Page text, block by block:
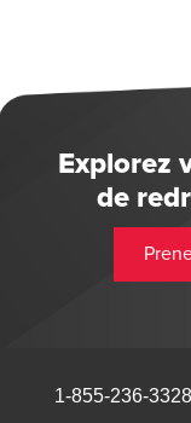
Explorez
de
1-855-236-3328